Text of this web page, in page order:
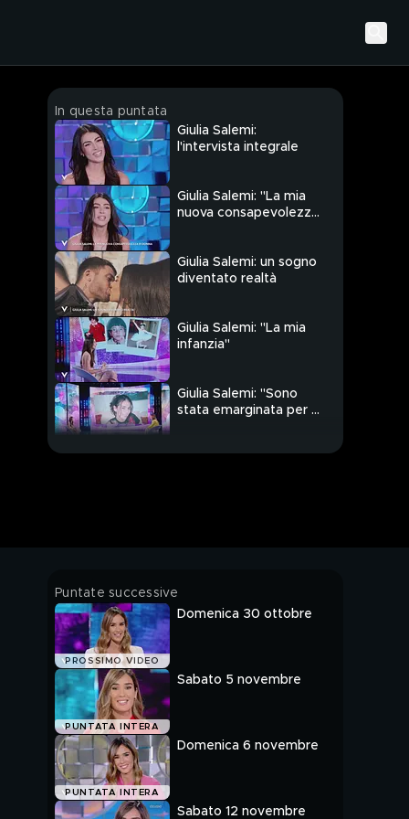
In questa puntata
Giulia Salemi:
l'intervista integrale
Giulia Salemi: "La mia
nuova consapevolezza
Giulia Salemi: un sogno
diventato realtà
Giulia Salemi: "La mia
infanzia"
Giulia Salemi: "Sono
stata emarginata per il
per la sorellina
sorella Nausica
Giulia Salemi
Puntate successive
PROSSIMO VIDEO
Domenica 30 ottobre
PUNTATA INTERA
Sabato 5 novembre
PUNTATA INTERA
Domenica 6 novembre
Sabato 12 novembre